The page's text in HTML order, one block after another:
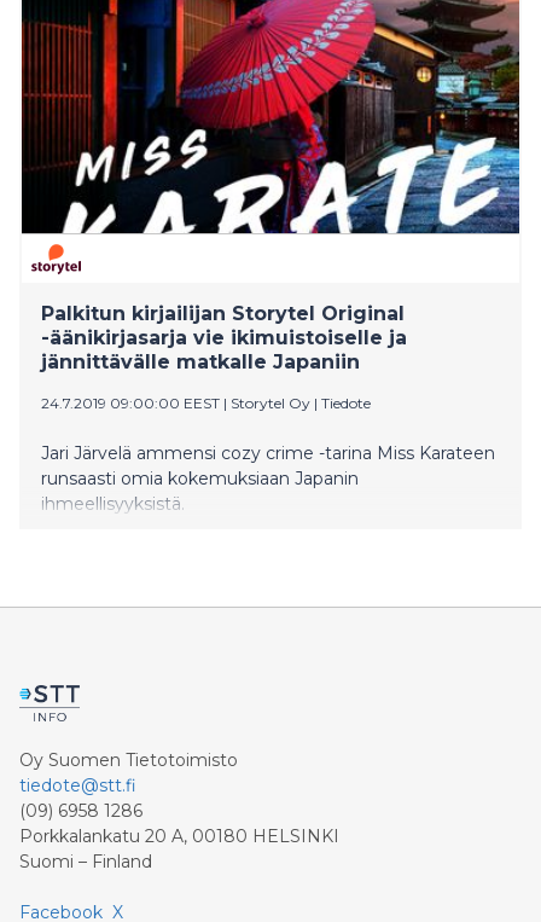
Palkitun kirjailijan Storytel Original
-äänikirjasarja vie ikimuistoiselle ja
jännittävälle matkalle Japaniin
24.7.2019 09:00:00 EEST | Storytel Oy | Tiedote
Jari Järvelä ammensi cozy crime -tarina Miss Karateen
runsaasti omia kokemuksiaan Japanin
ihmeellisyyksistä.
Oy Suomen Tietotoimisto
tiedote@stt.fi
(09) 6958 1286
Porkkalankatu 20 A, 00180 HELSINKI
Suomi – Finland
Facebook X